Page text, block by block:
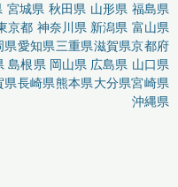
宮城県 秋田県 山形県 福島県
京都 神奈川県 新潟県 富山県
県愛知県三重県滋賀県京都府
島根県 岡山県 広島県 山口県
県長崎県熊本県大分県宮崎県
沖縄県